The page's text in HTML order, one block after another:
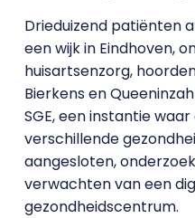
Drieduizend patiënten
een wijk in Eindhoven,
huisartsenzorg,
Bierkens en
SGE, een instantie
verschillende
aangesloten,
verwachten van een
gezondheidscentrum.